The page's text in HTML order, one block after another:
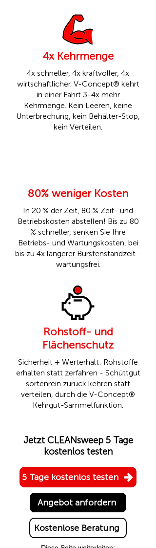
4x Kehrmenge
4x schneller, 4x kraftvoller, 4x
wirtschaftlicher. V-Concept® kehrt
in einer Fahrt 3-4x mehr
Kehrmenge. Kein Leeren, keine
Unterbrechung, kein Behälter-Stop,
kein Verteilen.
80% weniger Kosten
In 20 % der Zeit, 80 % Zeit- und
Betriebskosten abstellen! Bis zu 80
% schneller, senken Sie Ihre
Betriebs- und Wartungskosten, bei
bis zu 4x längerer Bürstenstandzeit -
wartungsfrei.
Rohstoff- und
Flächenschutz
Sicherheit + Werterhalt: Rohstoffe
erhalten statt zerfahren - Schüttgut
sortenrein zurück kehren statt
verteilen, durch die V-Concept®
Kehrgut-Sammelfunktion.
Jetzt CLEANsweep 5 Tage
kostenlos testen
5 Tage kostenlos testen
Angebot anfordern
Kostenlose Beratung